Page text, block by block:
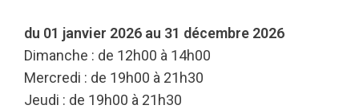
du 01 janvier 2026 au 31 décembre 2026
Dimanche : de 12h00 à 14h00
Mercredi : de 19h00 à 21h30
Jeudi : de 19h00 à 21h30